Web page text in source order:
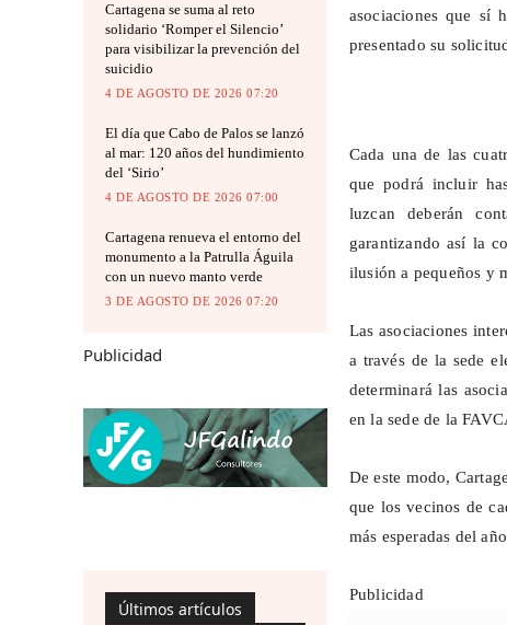
Cartagena se suma al reto
solidario ‘Romper el Silencio’
para visibilizar la prevención del
suicidio
4 DE AGOSTO DE 2026 07:20
El día que Cabo de Palos se lanzó
al mar: 120 años del hundimiento
del ‘Sirio’
4 DE AGOSTO DE 2026 07:00
Cartagena renueva el entorno del
monumento a la Patrulla Águila
con un nuevo manto verde
3 DE AGOSTO DE 2026 07:20
Publicidad
Últimos artículos
asociaciones que sí
presentado su
Cada una de las
que podrá incluir
luzcan deberán
garantizando así la
ilusión a pequeños y
Las asociaciones
a través de la sede
determinará las
en la sede de la
De este modo,
que los vecinos de
más esperadas del año
Publicidad